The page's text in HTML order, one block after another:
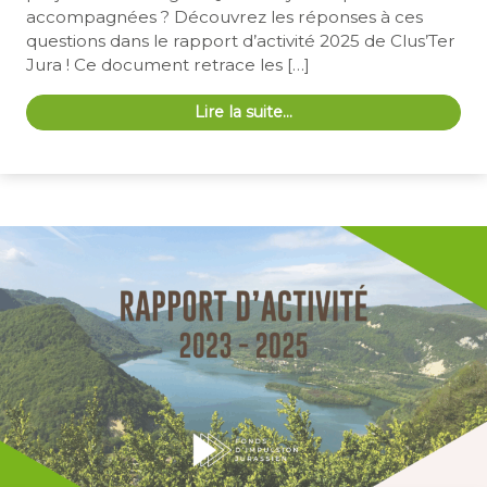
accompagnées ? Découvrez les réponses à ces
questions dans le rapport d’activité 2025 de Clus’Ter
Jura ! Ce document retrace les […]
Lire la suite…